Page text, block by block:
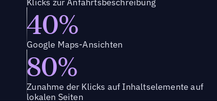
40%
Google Maps-Ansichten
80%
Zunahme der Klicks auf Inhaltselemente auf
lokalen Seiten